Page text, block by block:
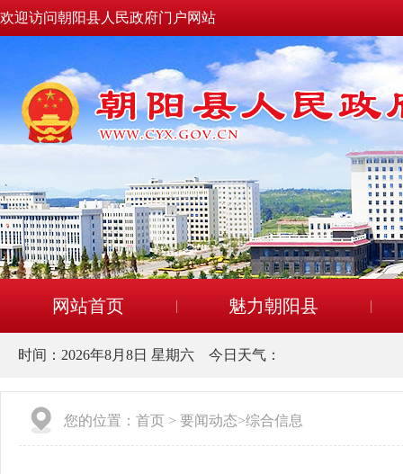
欢迎访问朝阳县人民政府门户网站
网站首页 魅力朝阳县
时间： 2026年8月8日 星期六 今日天气：
您的位置： 首页 > 要闻动态>综合信息